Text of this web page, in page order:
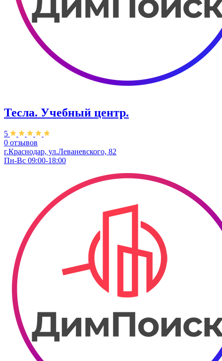
Тесла. Учебный центр.
5
0 отзывов
г.Краснодар, ул.Леваневского, 82
Пн-Вс 09:00-18:00